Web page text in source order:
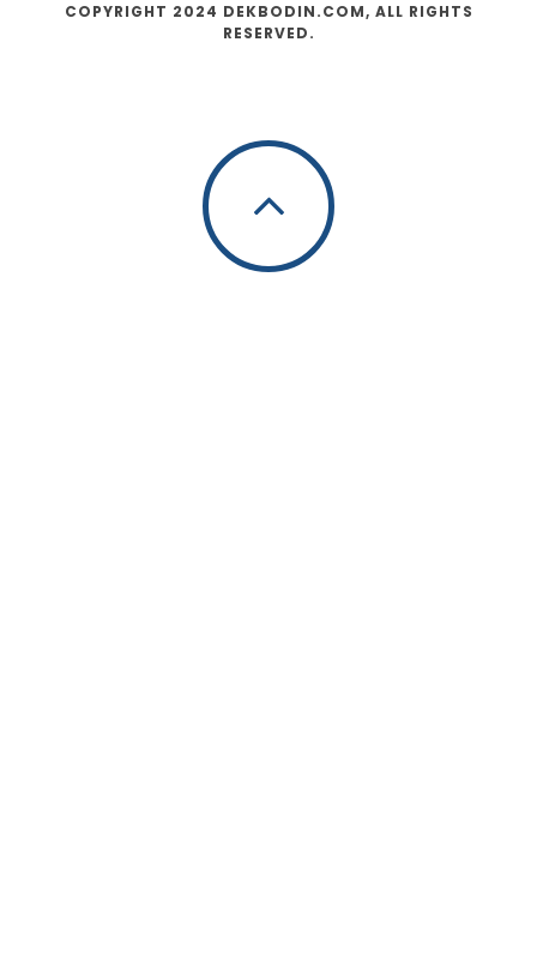
COPYRIGHT 2024 DEKBODIN.COM, ALL RIGHTS
RESERVED.